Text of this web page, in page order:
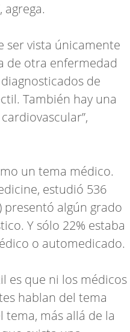
ser vista únicamente
de otra enfermedad
de
También hay una
un tema médico.
estudió 536
presentó algún grado
Y sólo 22% estaba
o automedicado.
es que ni los médicos
hablan del tema
más allá de la